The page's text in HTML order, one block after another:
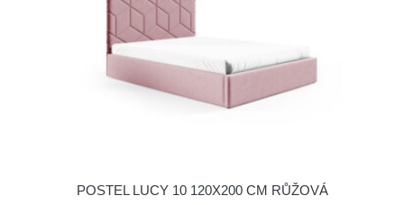
POSTEL LUCY 10 120X200 CM RŮŽOVÁ